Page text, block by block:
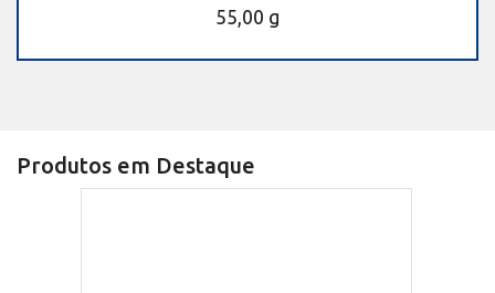
55,00 g
Produtos em Destaque